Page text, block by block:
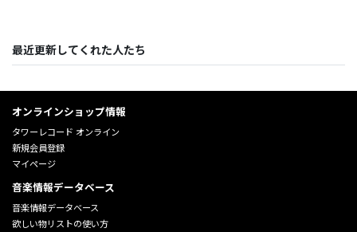
最近更新してくれた人たち
オンラインショップ情報
タワーレコード オンライン
新規会員登録
マイページ
音楽情報データベース
音楽情報データベース
欲しい物リストの使い方